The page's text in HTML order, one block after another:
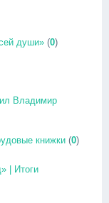
души» (0)
Владимир
книжки (0)
| Итоги